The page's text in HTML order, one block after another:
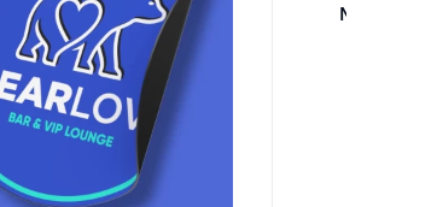
Mutasd